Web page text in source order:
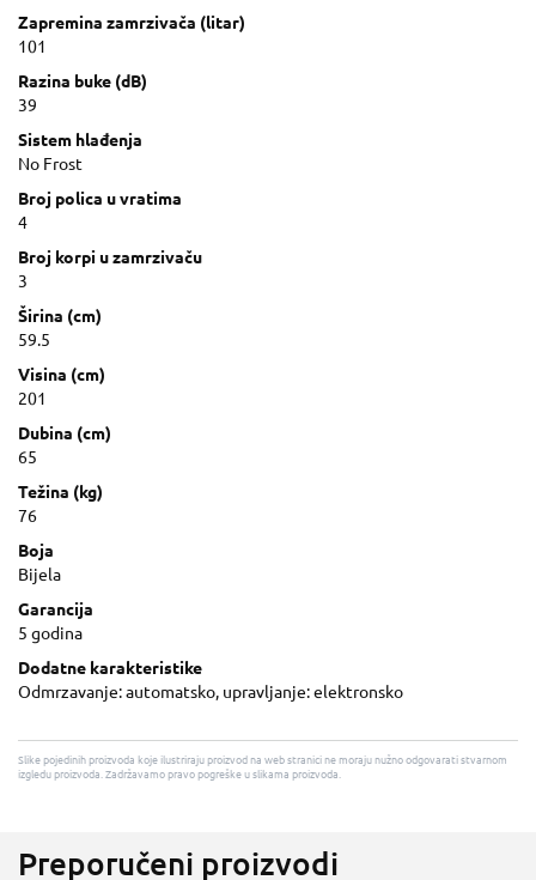
Zapremina zamrzivača (litar)
101
Razina buke (dB)
39
Sistem hlađenja
No Frost
Broj polica u vratima
4
Broj korpi u zamrzivaču
3
Širina (cm)
59.5
Visina (cm)
201
Dubina (cm)
65
Težina (kg)
76
Boja
Bijela
Garancija
5 godina
Dodatne karakteristike
Odmrzavanje: automatsko, upravljanje: elektronsko
Slike pojedinih proizvoda koje ilustriraju proizvod na web stranici ne moraju nužno odgovarati stvarnom
izgledu proizvoda. Zadržavamo pravo pogreške u slikama proizvoda.
Preporučeni proizvodi